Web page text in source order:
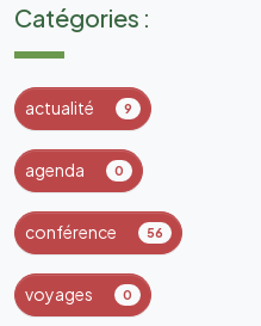
Catégories :
actualité 9
agenda 0
conférence 56
voyages 0